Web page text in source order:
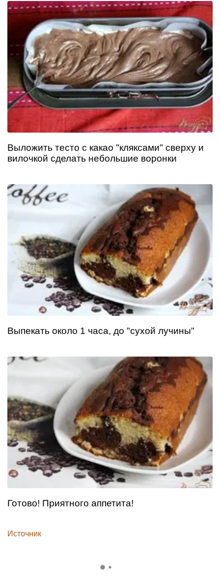
Выложить тесто с какао "кляксами" сверху и
вилочкой сделать небольшие воронки
Выпекать около 1 часа, до "сухой лучины"
Готово! Приятного аппетита!
Источник